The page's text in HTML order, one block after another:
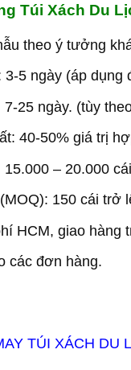
Túi Xách Du
theo ý tưởng
5 ngày (áp dụng
25 ngày. (tùy
40-50% giá trị
– 20.000 cái
150 cái trở
HCM, giao hàng
các đơn hàng.
TÚI XÁCH DU